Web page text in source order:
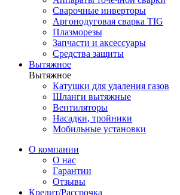
Сварочные инверторы
Аргонодуговая сварка TIG
Плазморезы
Запчасти и аксессуары
Средства защиты
Вытяжное
Вытяжное
Катушки для удаления газов
Шланги вытяжные
Вентиляторы
Насадки, тройники
Мобильные установки
О компании
О нас
Гарантии
Отзывы
Кредит/Рассрочка